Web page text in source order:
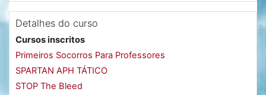
Detalhes do curso
Cursos inscritos
Primeiros Socorros Para Professores
SPARTAN APH TÁTICO
STOP The Bleed